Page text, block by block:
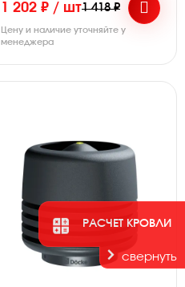
РАСЧЕТ КРОВЛИ
свернуть
1 202 ₽ / шт1 418 ₽
Цену и наличие уточняйте у
менеджера